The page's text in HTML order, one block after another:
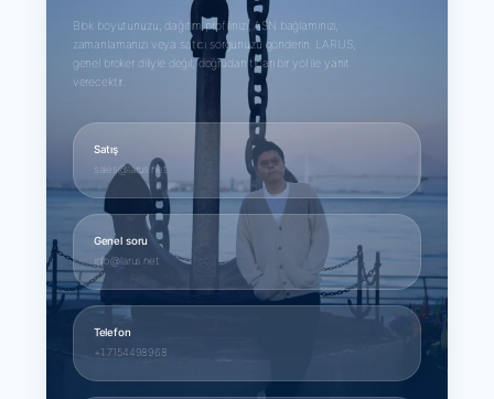
Blok boyutunuzu, dağıtım profilinizi, ASN bağlamınızı,
zamanlamanızı veya satıcı sorgunuzu gönderin. LARUS,
genel broker diliyle değil, doğrudan ticari bir yol ile yanıt
verecektir.
Satış
sales@larus.net
Genel soru
info@larus.net
Telefon
+1 7154498968